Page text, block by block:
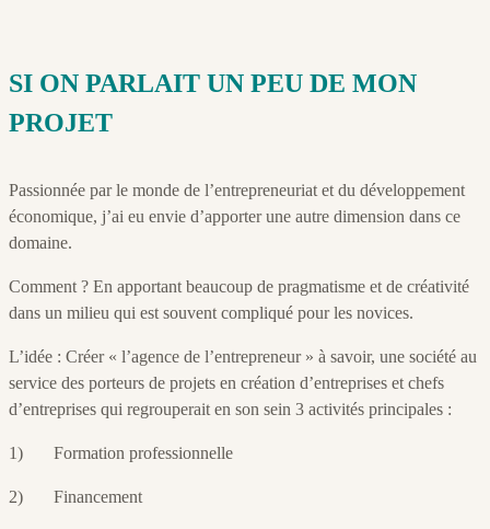
SI ON PARLAIT UN PEU DE MON
PROJET
Passionnée par le monde de l’entrepreneuriat et du développement
économique, j’ai eu envie d’apporter une autre dimension dans ce
domaine.
Comment ? En apportant beaucoup de pragmatisme et de créativité
dans un milieu qui est souvent compliqué pour les novices.
L’idée : Créer « l’agence de l’entrepreneur » à savoir, une société au
service des porteurs de projets en création d’entreprises et chefs
d’entreprises qui regrouperait en son sein 3 activités principales :
1) Formation professionnelle
2) Financement